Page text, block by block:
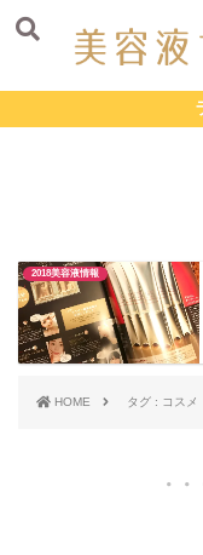
2018美容液情報
HOME タグ : コスメ